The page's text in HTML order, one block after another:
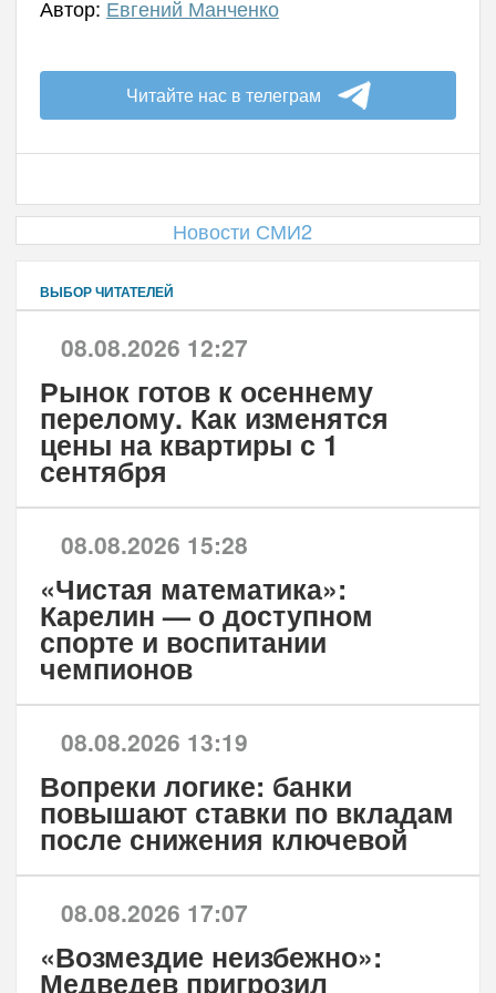
Автор: Евгений Манченко
Читайте нас в телеграм
Новости СМИ2
ВЫБОР ЧИТАТЕЛЕЙ
08.08.2026 12:27
Рынок готов к осеннему
перелому. Как изменятся
цены на квартиры с 1
сентября
08.08.2026 15:28
«Чистая математика»:
Карелин — о доступном
спорте и воспитании
чемпионов
08.08.2026 13:19
Вопреки логике: банки
повышают ставки по вкладам
после снижения ключевой
08.08.2026 17:07
«Возмездие неизбежно»:
Медведев пригрозил